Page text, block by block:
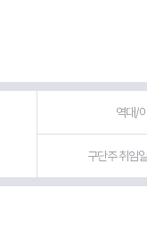
역대/
구단주 취임